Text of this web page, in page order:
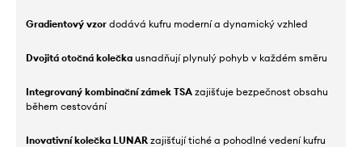
Gradientový vzor dodává kufru moderní a dynamický vzhled
Dvojitá otočná kolečka usnadňují plynulý pohyb v každém směru
Integrovaný kombinační zámek TSA zajišťuje bezpečnost obsahu
během cestování
Inovativní kolečka LUNAR zajišťují tiché a pohodlné vedení kufru